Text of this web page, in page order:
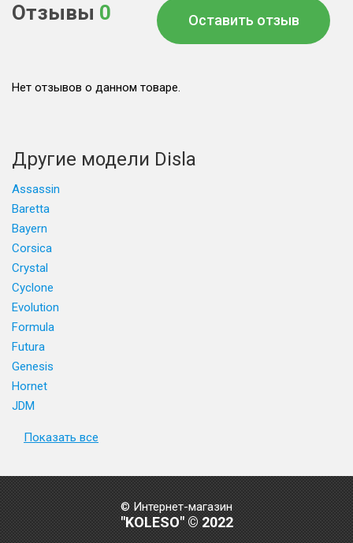
Отзывы 0 Оставить отзыв
Нет отзывов о данном товаре.
Другие модели Disla
Assassin
Baretta
Bayern
Corsica
Crystal
Cyclone
Evolution
Formula
Futura
Genesis
Hornet
JDM
Показать все
© Интернет-магазин
"KOLESO" © 2022